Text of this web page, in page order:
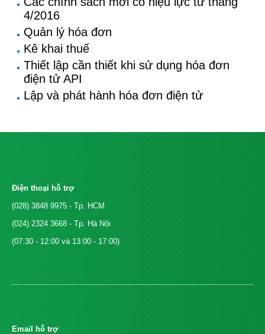
4/2016
Quản lý hóa đơn
Kê khai thuế
Thiết lập cần thiết khi sử dụng hóa đơn
điện tử API
Lập và phát hành hóa đơn điện tử
Điện thoại hỗ trợ
(028) 3848 9975 - Tp. HCM
(024) 2324 3668 - Tp. Hà Nội
(07:30 - 12:00 và 13:00 - 17:00)
Email hỗ trợ